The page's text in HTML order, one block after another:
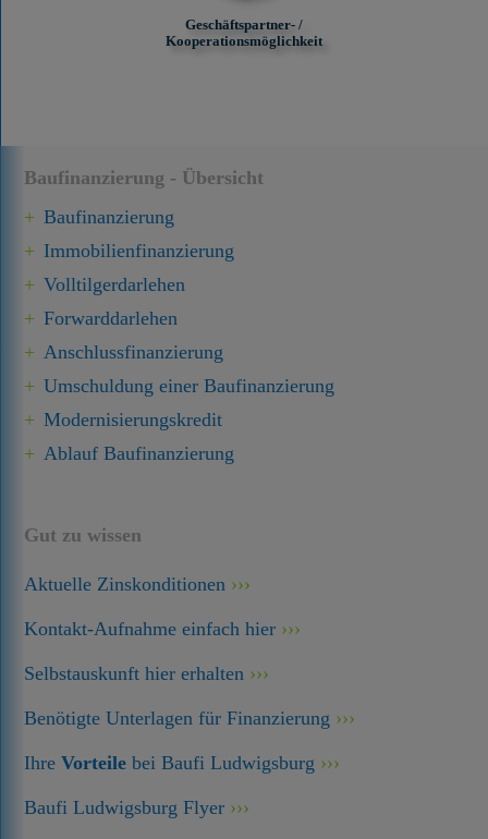
Baufinanzierung - Übersicht
Baufinanzierung
Immobilien­finanzierung
Volltilgerdarlehen
Forward­darlehen
Anschluss­finanzierung
Umschuldung einer Baufinanzierung
Modernisierungskredit
Ablauf Baufinanzierung
Gut zu wissen
Aktuelle Zinskonditionen
Kontakt-Aufnahme einfach hier
Selbstauskunft hier erhalten
Benötigte Unterlagen für Finanzierung
IhreVorteile bei Baufi Ludwigsburg
Baufi Ludwigsburg Flyer
Geschäftspartner- /
Kooperationsmöglichkeit